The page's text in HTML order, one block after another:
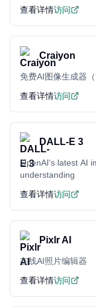
查看详情访问
Craiyon
免费AI图像生成器
查看详情访问
DALL-E 3
OpenAI's latest AI
understanding
查看详情访问
Pixlr AI
在线AI照片编辑器
查看详情访问